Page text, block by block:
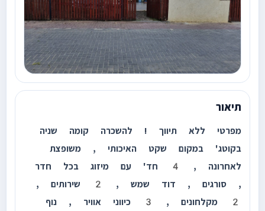
תיאור
מפרטי ללא תיווך ! להשכרה קומה שניה
בקוטג' במקום שקט האיכותי , משופצת
לאחרונה , 4 חד' עם מיזוג בכל חדר
, סורגים , דוד שמש , 2 שירותים ,
2 מקלחונים , 3 כיווני אוויר , נוף